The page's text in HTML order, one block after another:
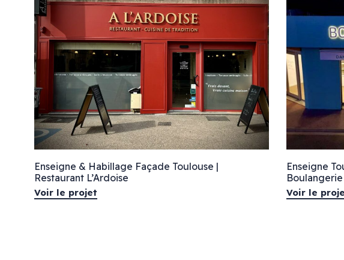
Enseigne & Habillage Façade Toulouse |
Restaurant L’Ardoise
Voir le projet
Enseigne
Voir le